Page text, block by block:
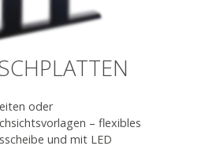
oder
– flexibles
und mit LED